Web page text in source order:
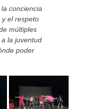
conciencia
el respeto
múltiples
la juventud
poder